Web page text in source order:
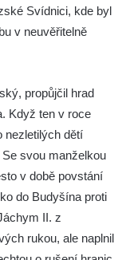
Svídnici, kde byl
v neuvěřitelně
propůjčil hrad
Když ten v roce
nezletilých dětí
svou manželkou
v době povstání
do Budyšína proti
II. z
rukou, ale naplnil